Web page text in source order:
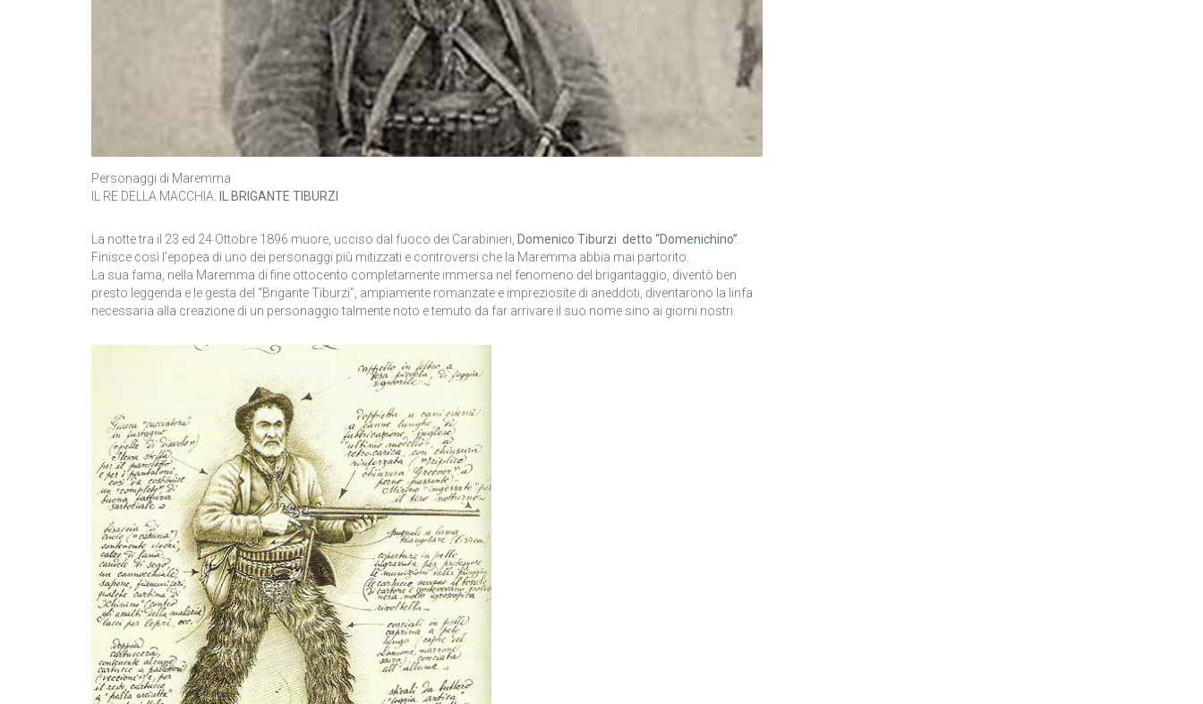
Personaggi di Maremma
IL RE DELLA MACCHIA:
IL BRIGANTE TIBURZI
La notte tra il 23 ed 24 Ottobre 1896 muore, ucciso dal fuoco dei Carabinieri, Domenico Tiburzi detto “Domenichino”
Finisce così l’epopea di uno dei personaggi più mitizzati e controversi che la Maremma abbia mai partorito.
La sua fama, nella Maremma di fine ottocento completamente immersa nel fenomeno del brigantaggio, diventò ben
presto leggenda e le gesta del “Brigante Tiburzi”, ampiamente romanzate e impreziosite di aneddoti, diventarono la linfa
necessaria alla creazione di un personaggio talmente noto e temuto da far arrivare il suo nome sino ai giorni nostri.